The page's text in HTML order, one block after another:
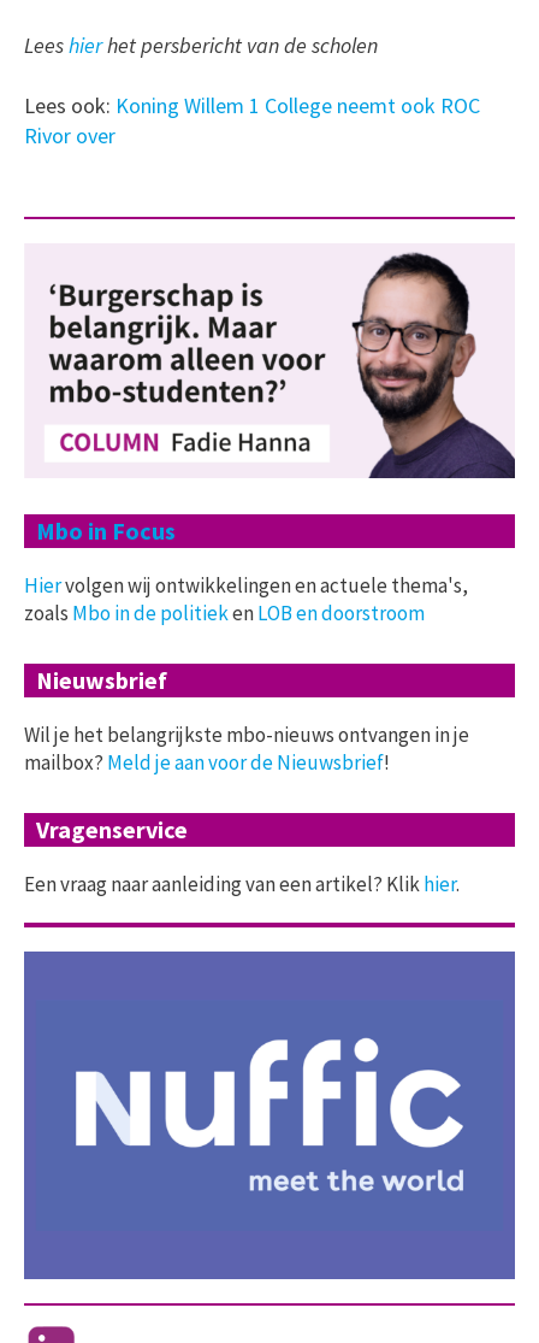
Leeshierhet persbericht van de scholen
Lees ook: Koning Willem 1 College neemt ook ROC
Rivor over
Mbo in Focus
Hiervolgen wij ontwikkelingen en actuele thema's,
zoals Mbo in de politiekenLOB en doorstroom
Nieuwsbrief
Wil je het belangrijkste mbo-nieuws ontvangen in je
mailbox? Meld je aan voor de Nieuwsbrief!
Vragenservice
Een vraag naar aanleiding van een artikel? Klikhier.